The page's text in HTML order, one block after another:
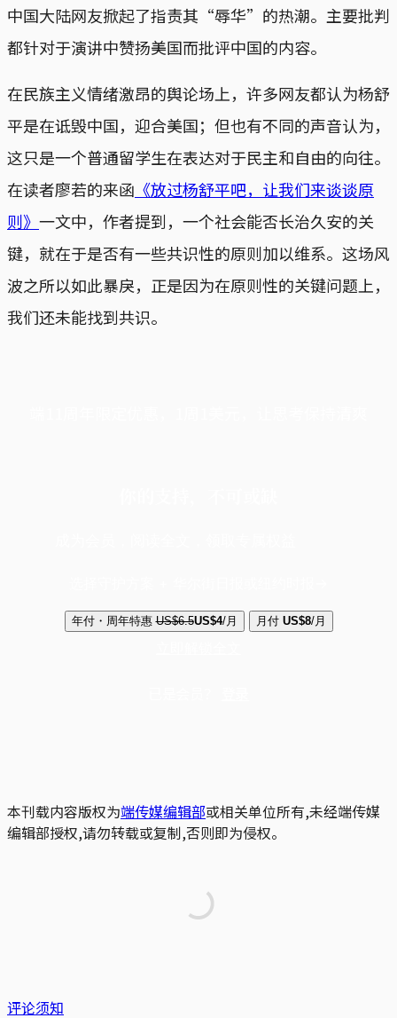
中国大陆网友掀起了指责其“辱华”的热潮。主要批判
都针对于演讲中赞扬美国而批评中国的内容。
在民族主义情绪激昂的舆论场上，许多网友都认为杨舒
平是在诋毁中国，迎合美国；但也有不同的声音认为，
这只是一个普通留学生在表达对于民主和自由的向往。
在读者廖若的来函 《放过杨舒平吧，让我们来谈谈原
则》 一文中，作者提到，一个社会能否长治久安的关
键，就在于是否有一些共识性的原则加以维系。这场风
波之所以如此暴戾，正是因为在原则性的关键问题上，
我们还未能找到共识。
年付・周年特惠 US$6.5US$4/月 月付 US$8/月
本刊载内容版权为端传媒编辑部或相关单位所有,未经端传媒
编辑部授权,请勿转载或复制,否则即为侵权。
评论须知